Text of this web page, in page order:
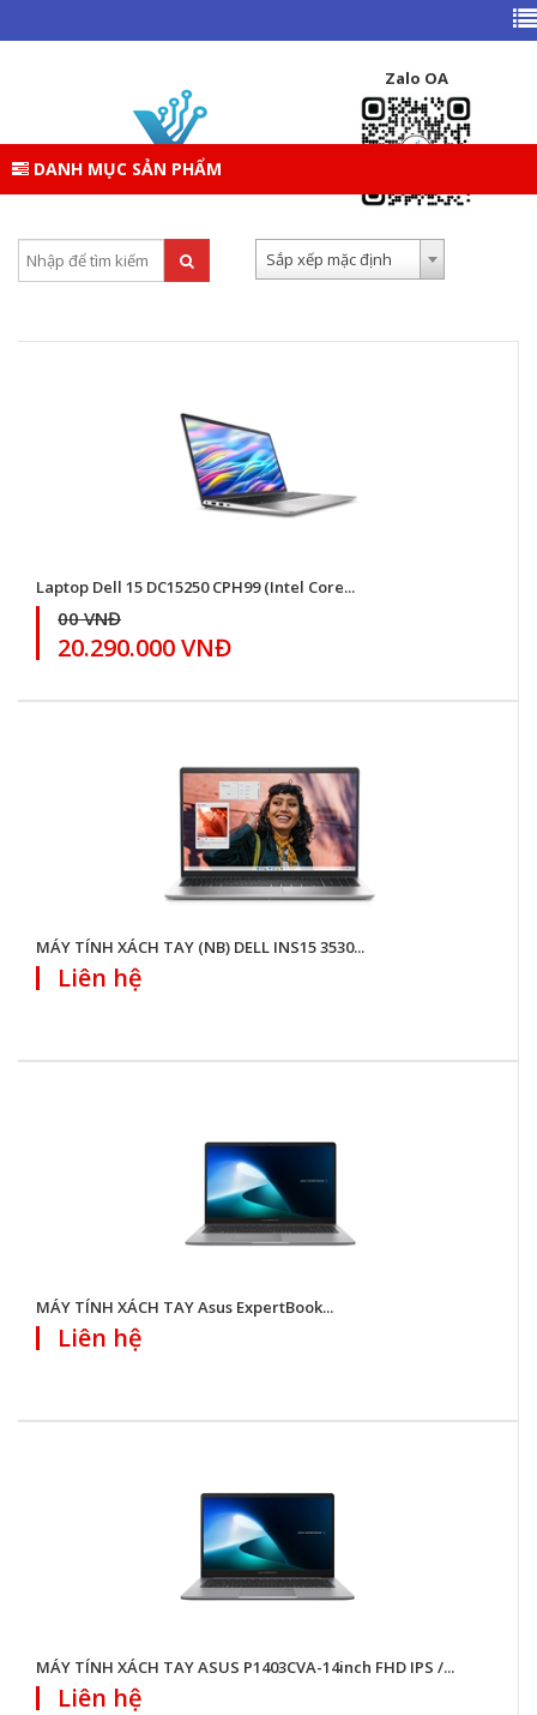
Zalo OA
DANH MỤC SẢN PHẨM
TRANG CHỦ DANH MỤC SẢN PHẨM
LAPTOP
LAPTOP VĂN PHÒNG
Sắp xếp mặc định
Laptop Dell 15 DC15250 CPH99 (Intel Core...
00 VNĐ
20.290.000 VNĐ
MÁY TÍNH XÁCH TAY (NB) DELL INS15 3530...
Liên hệ
MÁY TÍNH XÁCH TAY Asus ExpertBook...
Liên hệ
MÁY TÍNH XÁCH TAY ASUS P1403CVA-14inch FHD IPS /...
Liên hệ